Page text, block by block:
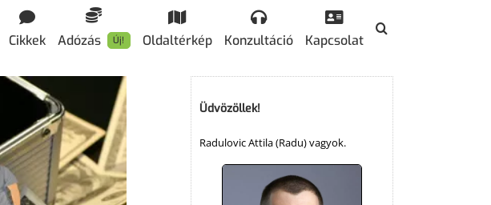
Cikkek Adózás Új! Oldaltérkép Konzultáció Kapcsolat
Üdvözöllek!
Radulovic Attila (Radu) vagyok.